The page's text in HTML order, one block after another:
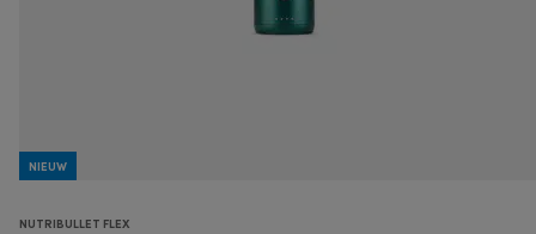
NIEUW
NUTRIBULLET FLEX